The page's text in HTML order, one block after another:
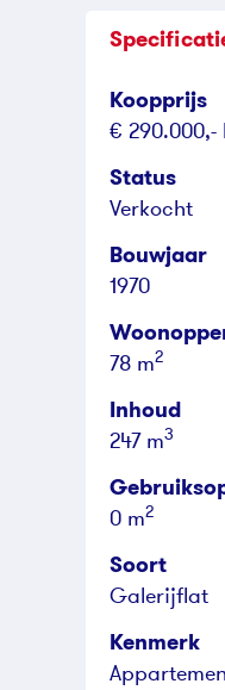
Koopprijs
€ 290.000,-
Status
Verkocht
Bouwjaar
1970
78 m2
Inhoud
247 m3
0 m2
Soort
Galerijflat
Kenmerk